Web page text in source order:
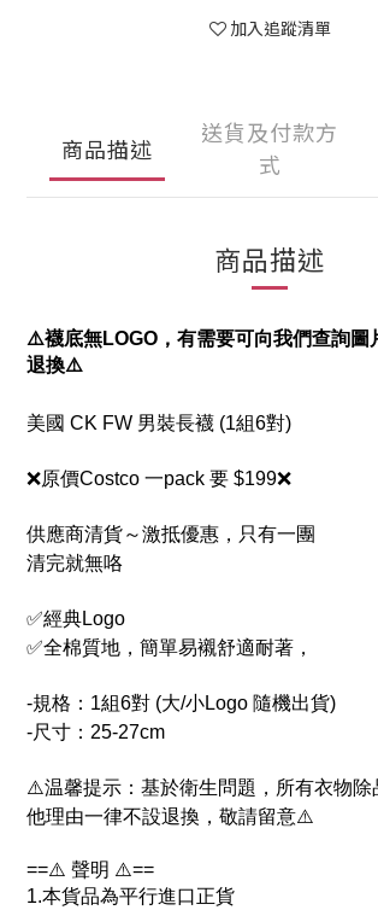
加入追蹤清單
商品描述
送貨及付款方
式
商品描述
⚠️襪底無LOGO，有需要可向我們查詢圖
退換⚠️
美國 CK FW 男裝長襪 (1組6對)
❌原價Costco 一pack 要 $199❌
供應商清貨～激抵優惠，只有一團
清完就無咯
✅經典Logo
✅全棉質地，簡單易襯舒適耐著，
-規格：1組6對 (大/小Logo 隨機出貨)
-尺寸：25-27cm
⚠️温馨提示：基於衛生問題，所有衣物除
他理由一律不設退換，敬請留意⚠️
==⚠️ 聲明 ⚠️==
1.本貨品為平行進口正貨